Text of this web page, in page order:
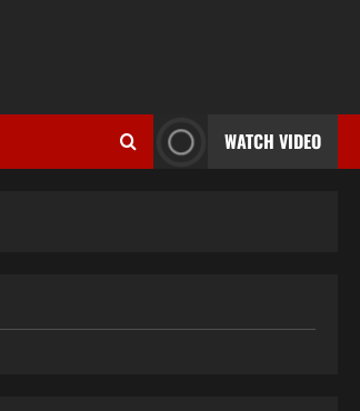
WATCH VIDEO